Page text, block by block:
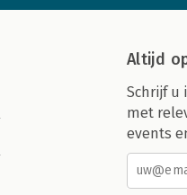
Altijd
Schrijf u
met
events